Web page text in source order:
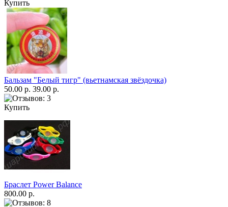
Купить
Бальзам "Белый тигр" (вьетнамская звёздочка)
50.00 р. 39.00 р.
Купить
Браслет Power Balance
800.00 р.